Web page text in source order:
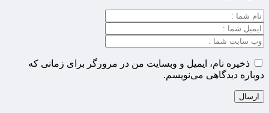
ذخیره نام، ایمیل و وبسایت من در مرورگر برای زمانی که
دوباره دیدگاهی می‌نویسم.